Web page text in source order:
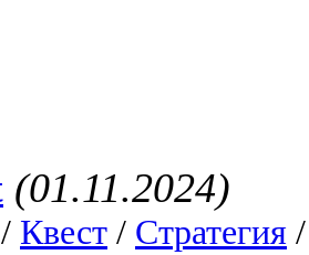
(01.11.2024)
/ Квест / Стратегия